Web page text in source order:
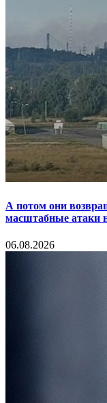
А потом они
масштабные атаки
06.08.2026